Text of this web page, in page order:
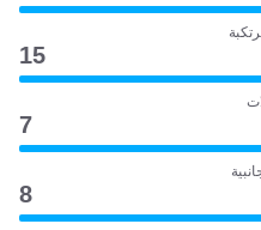
15
7
8